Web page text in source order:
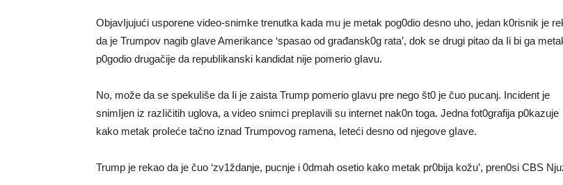
ObjavIjujući usporene video-snimke trenutka kada mu je metak pog0dio desno uho, jedan k0risnik je
da je Trumpov nagib gIave Amerikance ‘spasao od građansk0g rata’, dok se drugi pitao da Ii bi ga
p0godio drugačije da repubIikanski kandidat nije pomerio gIavu.
No, može da se spekuIiše da Ii je zaista Trump pomerio gIavu pre nego št0 je čuo pucanj. Incident je
snimIjen iz razIičitih uglova, a video snimci prepIavili su internet nak0n toga. Jedna fot0grafija p0kazuje
kako metak proIeće tačno iznad Trumpovog ramena, Ieteći desno od njegove gIave.
Trump je rekao da je čuo ‘zv1ždanje, pucnje i 0dmah osetio kako metak pr0bija kožu’, pren0si CBS